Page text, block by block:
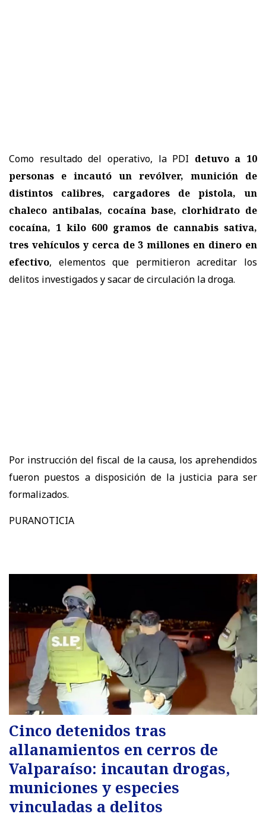
Como resultado del operativo, la PDI detuvo a 10
personas e incautó un revólver, munición de
distintos calibres, cargadores de pistola, un
chaleco antibalas, cocaína base, clorhidrato de
cocaína, 1 kilo 600 gramos de cannabis sativa,
tres vehículos y cerca de 3 millones en dinero en
efectivo, elementos que permitieron acreditar los
delitos investigados y sacar de circulación la droga.
Por instrucción del fiscal de la causa, los aprehendidos
fueron puestos a disposición de la justicia para ser
formalizados.
PURANOTICIA
Cinco detenidos tras
allanamientos en cerros de
Valparaíso: incautan drogas,
municiones y especies
vinculadas a delitos